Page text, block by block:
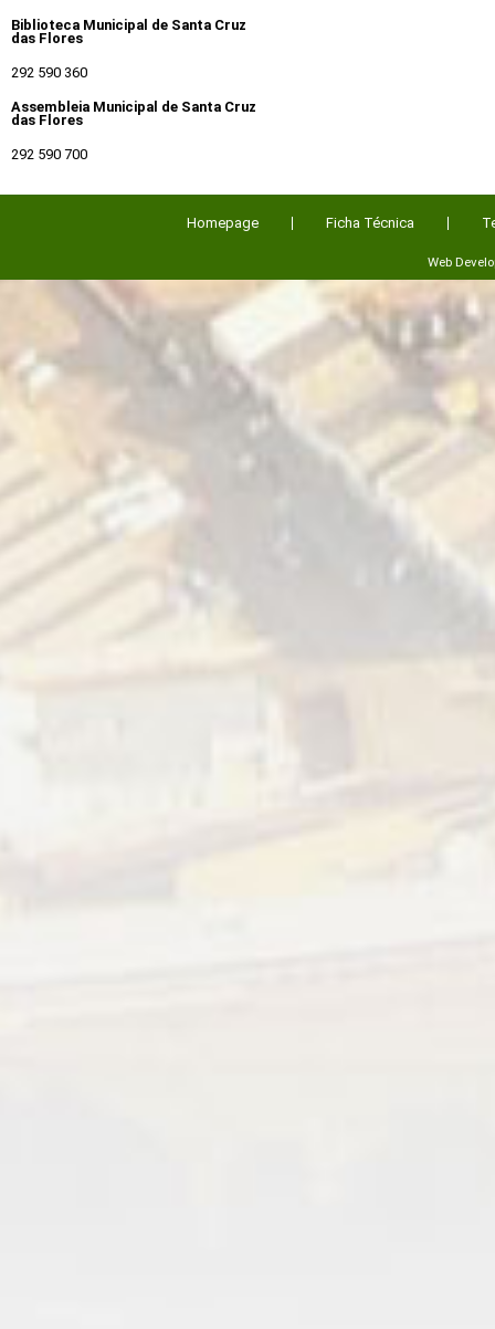
Biblioteca Municipal de Santa Cruz
das Flores
292 590 360
Assembleia Municipal de Santa Cruz
das Flores
292 590 700
Homepage Ficha Técnica
Web